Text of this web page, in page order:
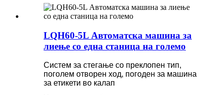
LQH60-5L Автоматска машина за
лиење со една станица на големо
Систем за стегање со преклопен тип,
поголем отворен ход, погоден за машина
за етикети во калап